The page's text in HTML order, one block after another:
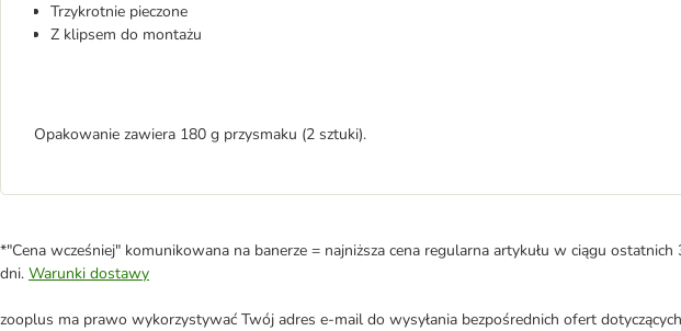
Trzykrotnie pieczone
Z klipsem do montażu
Opakowanie zawiera 180 g przysmaku (2 sztuki).
*"Cena wcześniej" komunikowana na banerze = najniższa cena regularna artykułu w ciągu ostatnich
dni. Warunki dostawy
zooplus ma prawo wykorzystywać Twój adres e-mail do wysyłania bezpośrednich ofert